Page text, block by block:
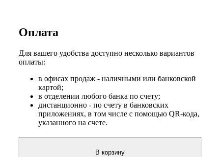
Оплата
Для вашего удобства доступно несколько вариантов
оплаты:
в офисах продаж - наличными или банковской
картой;
в отделении любого банка по счету;
дистанционно - по счету в банковских
приложениях, в том числе с помощью QR-кода,
указанного на счете.
В корзину